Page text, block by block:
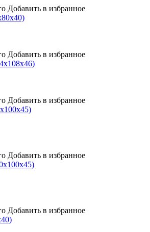
Добавить в избранное
Добавить в избранное
Добавить в избранное
Добавить в избранное
Добавить в избранное